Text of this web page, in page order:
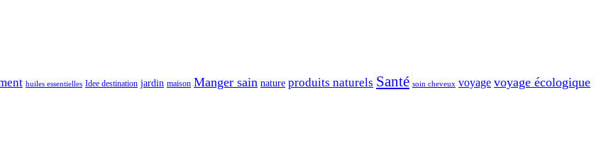
huiles essentielles Idee destination jardin maison Manger sain nature produits naturels Santé soin cheveux voyage voyage écologique